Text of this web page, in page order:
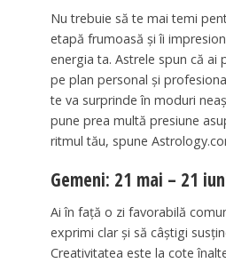
Nu trebuie să te mai temi
etapă frumoasă și îi
energia ta. Astrele spun că ai
pe plan personal și
te va surprinde în moduri
pune prea multă presiune
ritmul tău, spune
Gemeni: 21 mai – 21
Ai în față o zi favorabilă
exprimi clar și să câștigi
Creativitatea este la cote